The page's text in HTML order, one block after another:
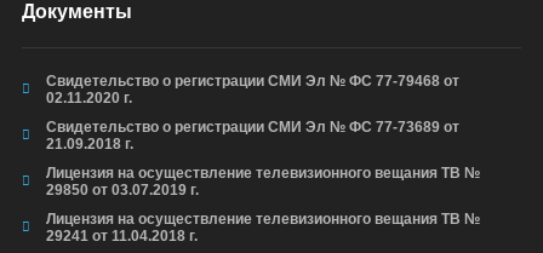
Документы
Свидетельство о регистрации СМИ Эл № ФС 77-79468 от
02.11.2020 г.
Свидетельство о регистрации СМИ Эл № ФС 77-73689 от
21.09.2018 г.
Лицензия на осуществление телевизионного вещания ТВ №
29850 от 03.07.2019 г.
Лицензия на осуществление телевизионного вещания ТВ №
29241 от 11.04.2018 г.